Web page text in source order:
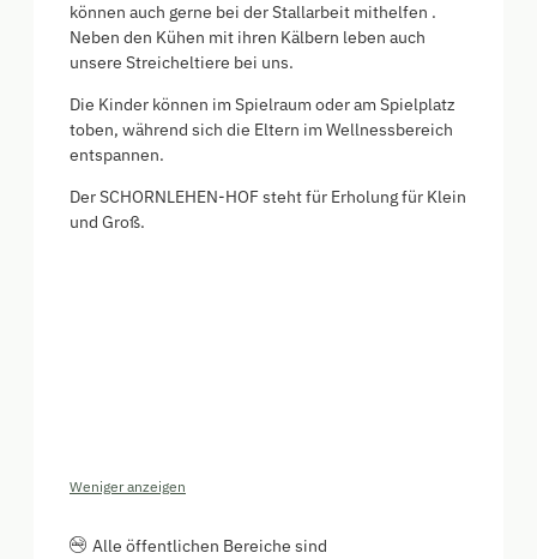
können auch gerne bei der Stallarbeit mithelfen .
Neben den Kühen mit ihren Kälbern leben auch
unsere Streicheltiere bei uns.
Die Kinder können im Spielraum oder am Spielplatz
toben, während sich die Eltern im Wellnessbereich
entspannen.
Der SCHORNLEHEN-HOF steht für Erholung für Klein
und Groß.
Weniger anzeigen
Alle öffentlichen Bereiche sind